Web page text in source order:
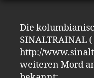
Die
SINALTRAINAL (
http://
weiteren Mord